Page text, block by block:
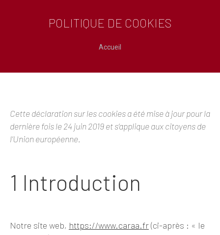
POLITIQUE DE COOKIES
Accueil
Cette déclaration sur les cookies a été mise à jour pour la
dernière fois le 24 juin 2019 et s’applique aux citoyens de
l’Union européenne.
1 Introduction
Notre site web, https://www.caraa.fr(ci-après : « le